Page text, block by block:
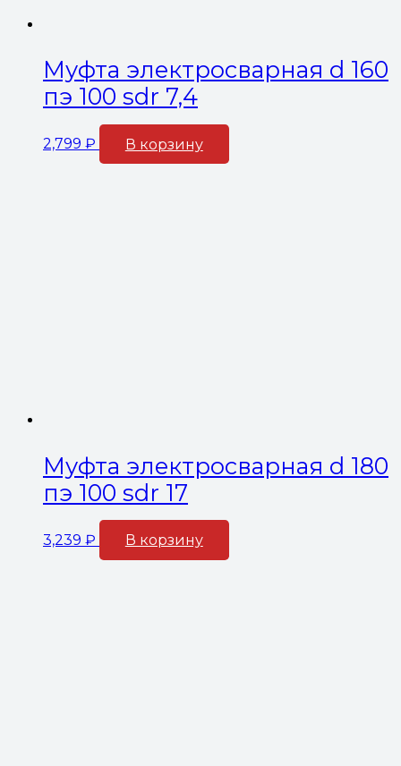
Муфта электросварная d 160
пэ 100 sdr 7,4
2,799 ₽ В корзину
Муфта электросварная d 180
пэ 100 sdr 17
3,239 ₽ В корзину